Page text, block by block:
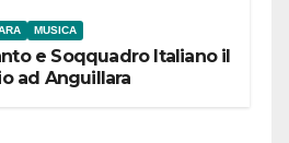
MUSICA
e Soqquadro Italiano il
ad Anguillara